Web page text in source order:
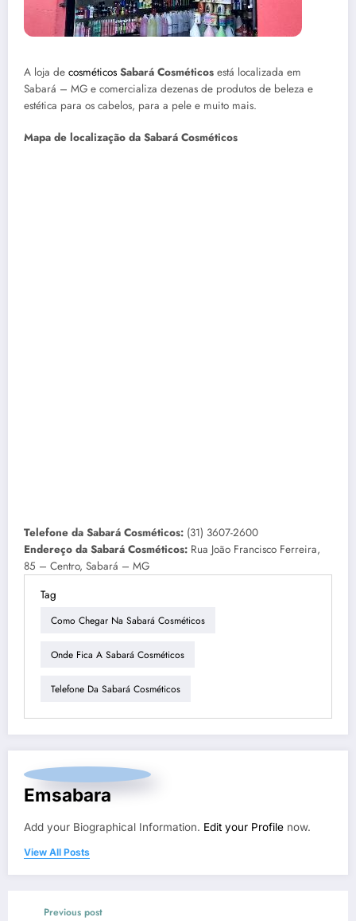
A loja de cosméticos Sabará Cosméticos está localizada em
Sabará – MG e comercializa dezenas de produtos de beleza e
estética para os cabelos, para a pele e muito mais.
Mapa de localização da Sabará Cosméticos
Telefone da Sabará Cosméticos: (31) 3607-2600
Endereço da Sabará Cosméticos: Rua João Francisco Ferreira,
85 – Centro, Sabará – MG
Tag
Como Chegar Na Sabará Cosméticos
Onde Fica A Sabará Cosméticos
Telefone Da Sabará Cosméticos
Emsabara
Add your Biographical Information. Edit your Profile now.
View All Posts
Previous post